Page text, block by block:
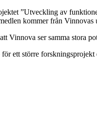
”Utveckling av
kommer från
Vinnova ser samma stora
ett större